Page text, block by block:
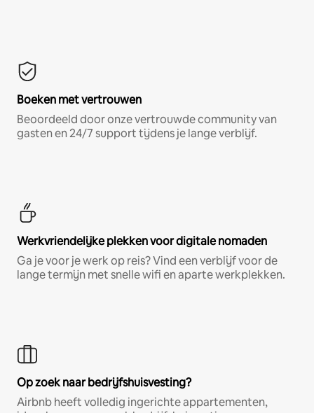
Boeken met vertrouwen
Beoordeeld door onze vertrouwde community van
gasten en 24/7 support tijdens je lange verblijf.
Werkvriendelijke plekken voor digitale nomaden
Ga je voor je werk op reis? Vind een verblijf voor de
lange termijn met snelle wifi en aparte werkplekken.
Op zoek naar bedrijfshuisvesting?
Airbnb heeft volledig ingerichte appartementen,